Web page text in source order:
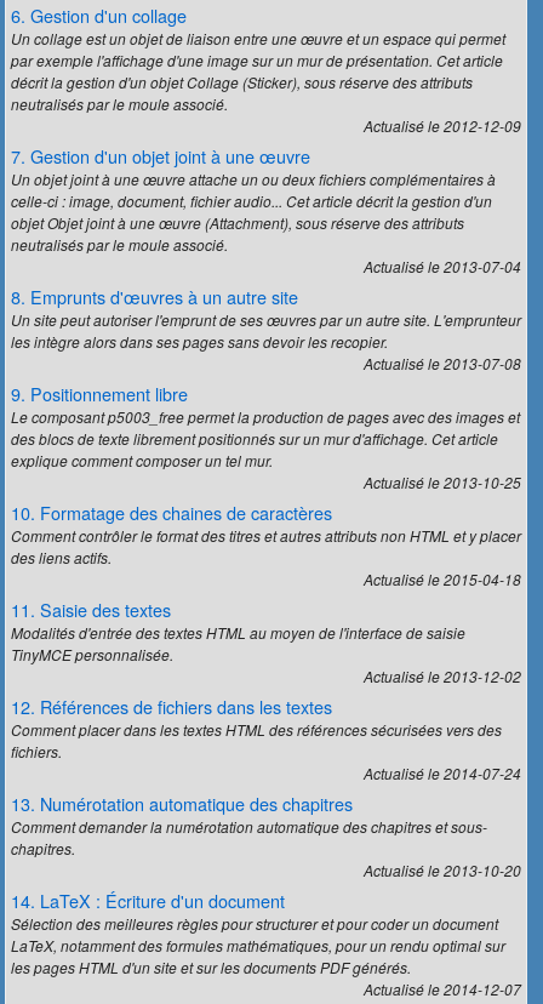
6. Gestion d'un collage
Un collage est un objet de liaison entre une œuvre et un espace qui permet
par exemple l'affichage d'une image sur un mur de présentation. Cet article
décrit la gestion d'un objet Collage (Sticker), sous réserve des attributs
neutralisés par le moule associé.
Actualisé le 2012-12-09
7. Gestion d'un objet joint à une œuvre
Un objet joint à une œuvre attache un ou deux fichiers complémentaires à
celle-ci : image, document, fichier audio... Cet article décrit la gestion d'un
objet Objet joint à une œuvre(Attachment), sous réserve des attributs
neutralisés par le moule associé.
Actualisé le 2013-07-04
8. Emprunts d'œuvres à un autre site
Un site peut autoriser l'emprunt de ses œuvres par un autre site. L'emprunteur
les intègre alors dans ses pages sans devoir les recopier.
Actualisé le 2013-07-08
9. Positionnement libre
Le composantp5003_freepermet la production de pages avec des images et
des blocs de texte librement positionnés sur un mur d'affichage. Cet article
explique comment composer un tel mur.
Actualisé le 2013-10-25
10. Formatage des chaines de caractères
Comment contrôler le format des titres et autres attributs non HTML et y placer
des liens actifs.
Actualisé le 2015-04-18
11. Saisie des textes
Modalités d'entrée des textes HTML au moyen de l'interface de saisie
TinyMCE personnalisée.
Actualisé le 2013-12-02
12. Références de fichiers dans les textes
Comment placer dans les textes HTML des références sécurisées vers des
fichiers.
Actualisé le 2014-07-24
13. Numérotation automatique des chapitres
Comment demander la numérotation automatique des chapitres et sous-
chapitres.
Actualisé le 2013-10-20
14. LaTeX : Écriture d'un document
Sélection des meilleures règles pour structurer et pour coder un document
LaTeX, notamment des formules mathématiques, pour un rendu optimal sur
les pages HTML d'un site et sur les documents PDF générés.
Actualisé le 2014-12-07